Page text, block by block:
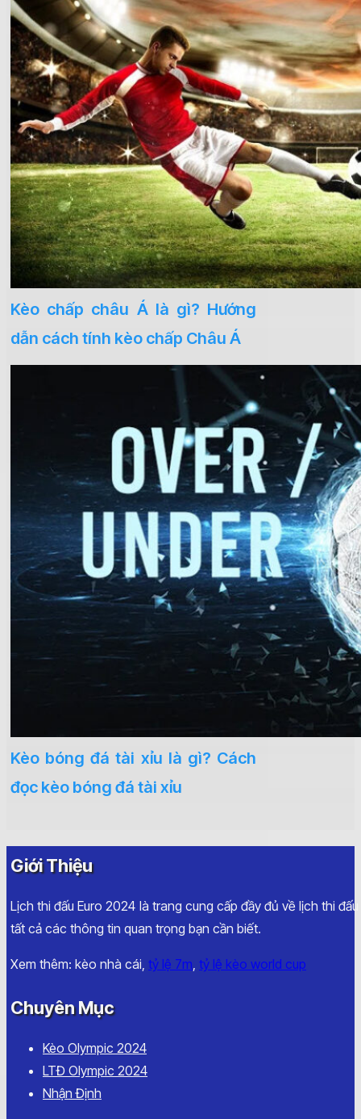
Kèo chấp châu Á là gì? Hướng
dẫn cách tính kèo chấp Châu Á
Kèo bóng đá tài xỉu là gì? Cách
đọc kèo bóng đá tài xỉu
Giới Thiệu
Lịch thi đấu Euro 2024 là trang cung cấp đầy đủ về lịch thi
tất cả các thông tin quan trọng bạn cần biết.
Xem thêm: kèo nhà cái, tỷ lệ 7m, tỷ lệ kèo world cup
Chuyên Mục
Kèo Olympic 2024
LTĐ Olympic 2024
Nhận Định